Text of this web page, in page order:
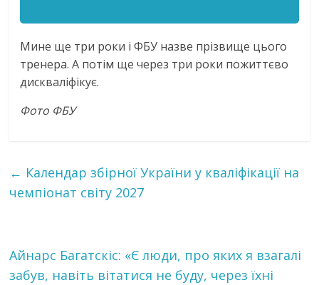
Мине ще три роки і ФБУ назве прізвище цього
тренера. А потім ще через три роки пожиттєво
дискваліфікує.
Фото ФБУ
← Календар збірної України у кваліфікації на
чемпіонат світу 2027
Айнарс Багатскіс: «Є люди, про яких я взагалі
забув, навіть вітатися не буду, через їхні